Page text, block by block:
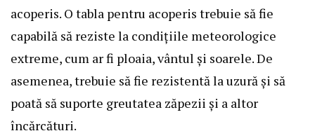
acoperis. O tabla pentru acoperis trebuie să fie
capabilă să reziste la condițiile meteorologice
extreme, cum ar fi ploaia, vântul și soarele. De
asemenea, trebuie să fie rezistentă la uzură și să
poată să suporte greutatea zăpezii și a altor
încărcături.